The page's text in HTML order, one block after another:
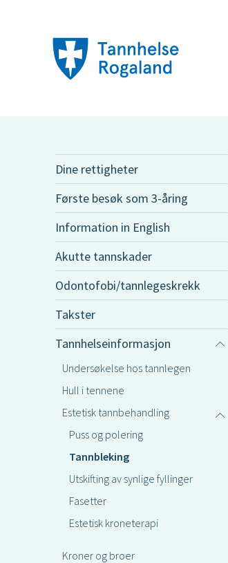
Dine rettigheter
Første besøk som 3-åring
Information in English
Akutte tannskader
Odontofobi/tannlegeskrekk
Takster
Tannhelseinformasjon
Undersøkelse hos tannlegen
Hull i tennene
Estetisk tannbehandling
Puss og polering
Tannbleking
Utskifting av synlige fyllinger
Fasetter
Estetisk kroneterapi
Kroner og broer